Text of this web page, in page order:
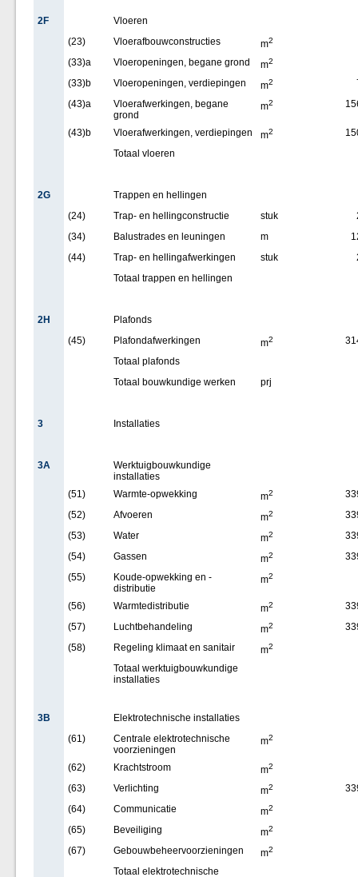
2F
Vloeren
(23)
Vloerafbouwconstructies m2
(33)a Vloeropeningen, begane grond m2
(33)b Vloeropeningen, verdiepingen m2
(43)a
Vloerafwerkingen, begane
grond
m2
(43)b Vloerafwerkingen, verdiepingen m2
Totaal vloeren
2G
Trappen en hellingen
(24)
Trap- en hellingconstructie stuk
(34)
Balustrades en leuningen m
(44)
Trap- en hellingafwerkingen stuk
Totaal trappen en hellingen
2H
Plafonds
(45)
Plafondafwerkingen m2
Totaal plafonds
Totaal bouwkundige werken
prj
3 Installaties
3A
Werktuigbouwkundige
installaties
(51)
Warmte-opwekking m2
(52)
Afvoeren m2
(53)
Water m2
(54)
Gassen m2
(55)
Koude-opwekking en -
distributie
m2
(56) Warmtedistributie m2
(57)
Luchtbehandeling m2
(58)
Regeling klimaat en sanitair m2
Totaal werktuigbouwkundige
installaties
3B
Elektrotechnische installaties
(61)
Centrale elektrotechnische
voorzieningen
m2
(62) Krachtstroom m2
(63) Verlichting m2
(64)
Communicatie m2
(65) Beveiliging m2
(67) Gebouwbeheervoorzieningen m2
Totaal elektrotechnische